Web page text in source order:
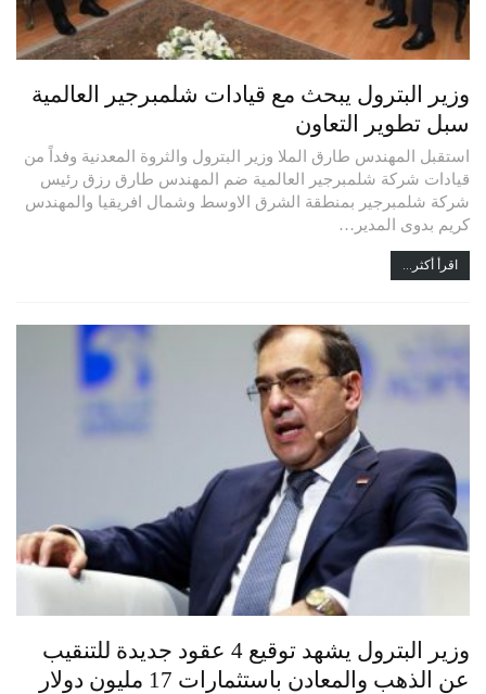
وزير البترول يبحث مع قيادات شلمبرجير العالمية
سبل تطوير التعاون
استقبل المهندس طارق الملا وزير البترول والثروة المعدنية وفداً من
قيادات شركة شلمبرجير العالمية ضم المهندس طارق رزق رئيس
شركة شلمبرجير بمنطقة الشرق الاوسط وشمال افريقيا والمهندس
كريم بدوى المدير…
اقرأ أكثر...
وزير البترول يشهد توقيع 4 عقود جديدة للتنقيب
عن الذهب والمعادن باستثمارات 17 مليون دولار